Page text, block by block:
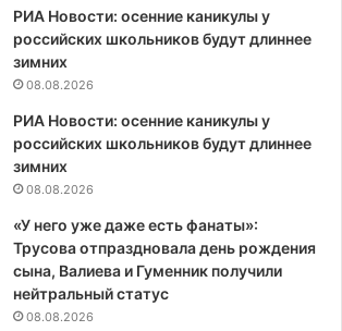
РИА Новости: осенние каникулы у
российских школьников будут длиннее
зимних
08.08.2026
РИА Новости: осенние каникулы у
российских школьников будут длиннее
зимних
08.08.2026
«У него уже даже есть фанаты»:
Трусова отпраздновала день рождения
сына, Валиева и Гуменник получили
нейтральный статус
08.08.2026